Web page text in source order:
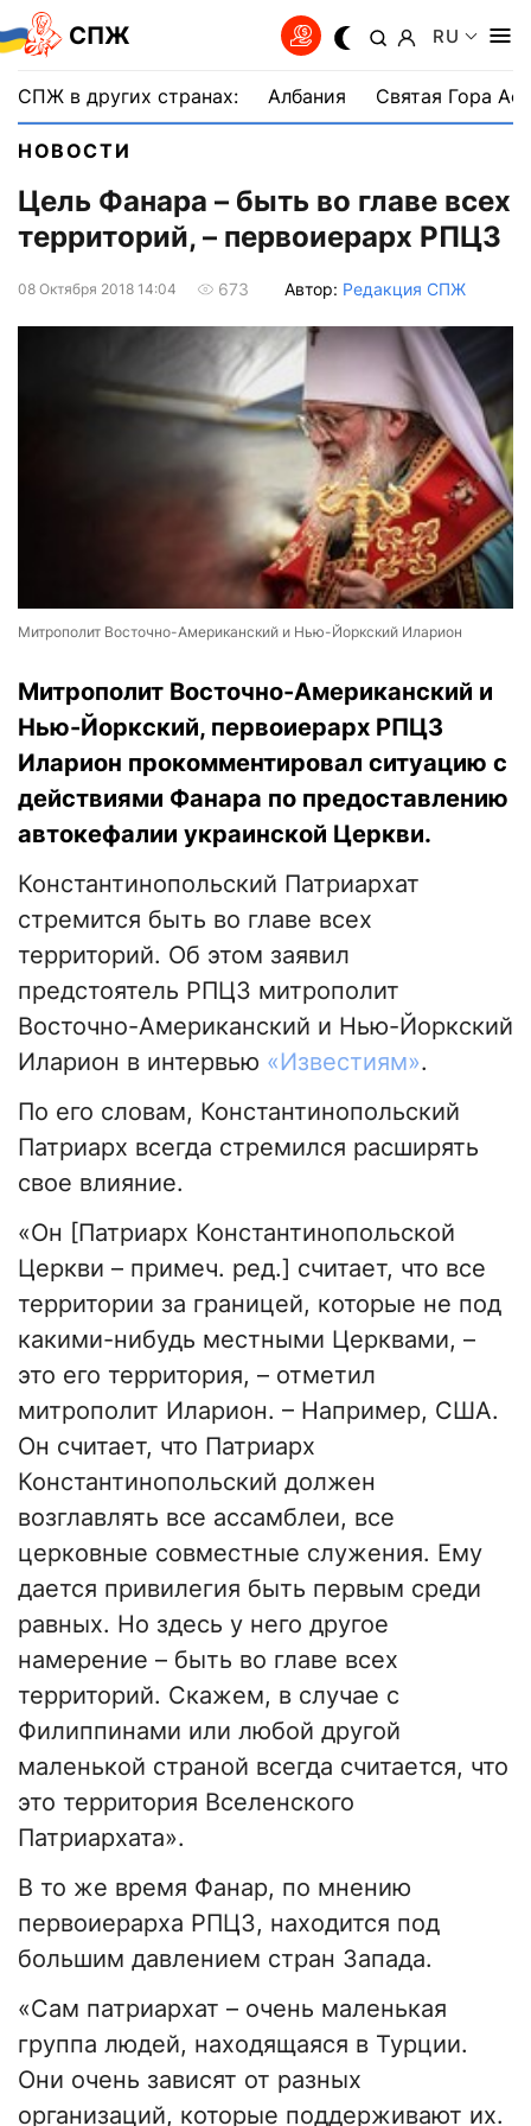
СПЖ RU
СПЖ в других странах: Албания Святая Гора
НОВОСТИ
Цель Фанара – быть во главе всех
территорий, – первоиерарх РПЦЗ
08 Октября 2018 14:04 673 Автор: Редакция СПЖ
Митрополит Восточно-Американский и Нью-Йоркский Иларион
Митрополит Восточно-Американский и
Нью-Йоркский, первоиерарх РПЦЗ
Иларион прокомментировал ситуацию с
действиями Фанара по предоставлению
автокефалии украинской Церкви.
Константинопольский Патриархат
стремится быть во главе всех
территорий. Об этом заявил
предстоятель РПЦЗ митрополит
Восточно-Американский и Нью-Йоркский
Иларион в интервью «Известиям».
По его словам, Константинопольский
Патриарх всегда стремился расширять
свое влияние.
«Он [Патриарх Константинопольской
Церкви – примеч. ред.] считает, что все
территории за границей, которые не под
какими-нибудь местными Церквами, –
это его территория, – отметил
митрополит Иларион. – Например, США.
Он считает, что Патриарх
Константинопольский должен
возглавлять все ассамблеи, все
церковные совместные служения. Ему
дается привилегия быть первым среди
равных. Но здесь у него другое
намерение – быть во главе всех
территорий. Скажем, в случае с
Филиппинами или любой другой
маленькой страной всегда считается, что
это территория Вселенского
Патриархата».
В то же время Фанар, по мнению
первоиерарха РПЦЗ, находится под
большим давлением стран Запада.
«Сам патриархат – очень маленькая
группа людей, находящаяся в Турции.
Они очень зависят от разных
организаций, которые поддерживают их.